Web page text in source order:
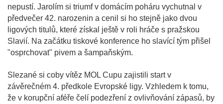
nepustí. Jarolím si triumf v domácím poháru vychutnal v
předvečer 42. narozenin a cenil si ho stejně jako dvou
ligových titulů, které získal ještě v roli hráče s pražskou
Slavií. Na začátku tiskové konference ho slavící tým přišel
"osprchovat" pivem a šampaňským.
Slezané si coby vítěz MOL Cupu zajistili start v
závěrečném 4. předkole Evropské ligy. Vzhledem k tomu,
že v korupční aféře čelí podezření z ovlivňování zápasů, by